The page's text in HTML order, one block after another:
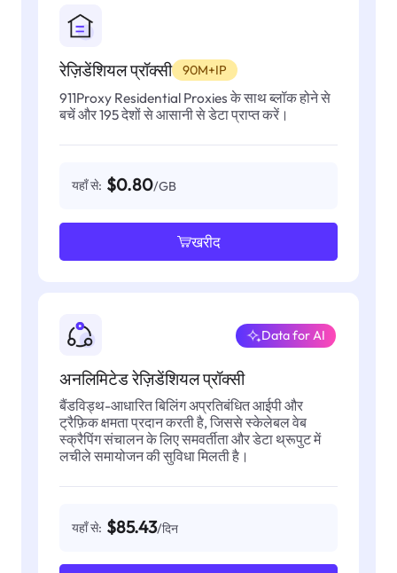
रेज़िडेंशियल प्रॉक्सी 90M+IP
911Proxy Residential Proxies के साथ ब्लॉक होने से
बचें और 195 देशों से आसानी से डेटा प्राप्त करें।
यहाँ से: $0.80/GB
खरीद
अनलिमिटेड रेज़िडेंशियल प्रॉक्सी
Data for AI
बैंडविड्थ-आधारित बिलिंग अप्रतिबंधित आईपी और
ट्रैफ़िक क्षमता प्रदान करती है, जिससे स्केलेबल वेब
स्क्रैपिंग संचालन के लिए समवर्तीता और डेटा थ्रूपुट में
लचीले समायोजन की सुविधा मिलती है।
यहाँ से: $85.43/दिन